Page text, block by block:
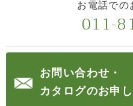
お電話での
011-
お問い合わせ・
カタログのお申